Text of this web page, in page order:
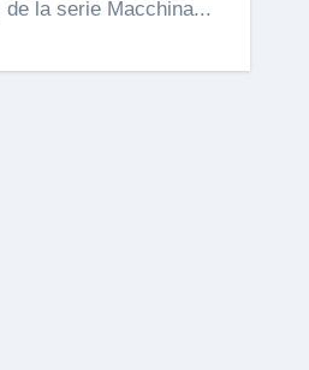
la serie Macchina...